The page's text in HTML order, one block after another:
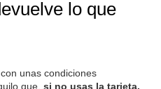
lo que
unas condiciones
que, si no usas la tarjeta,